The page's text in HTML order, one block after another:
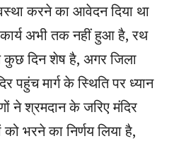
करने का आवेदन दिया था
अभी तक नहीं हुआ है, रथ
दिन शेष है, अगर जिला
पहुंच मार्ग के स्थिति पर ध्यान
ने श्रमदान के जरिए मंदिर
को भरने का निर्णय लिया है,